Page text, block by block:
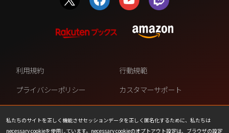
私たちのサイトを正しく機能させセッションデータを正しく匿名化するために、私たちは
necessary cookieを使用しています。necessary cookieのオプトアウト設定は、ブラウザの設定
利用規約
行動規範
プライバシーポリシー
カスタマーサポート
ファンコンテンツ・ポリシー
個人情報の販売や共有を許可し
ない